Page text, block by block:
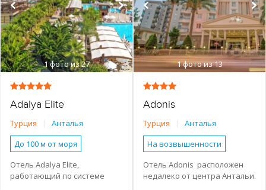
1фото из 27
Adalya Elite
Турция
Анталья
До 100 м от моря
Основное здание
Семейные номера
Отель Adalya Elite,
работающий по системе
1фото из 13
Adonis
Турция
Анталья
На возвышенности
Первая береговая линия
Основное здание
Отель Adonis расположен
недалеко от центра Антальи.